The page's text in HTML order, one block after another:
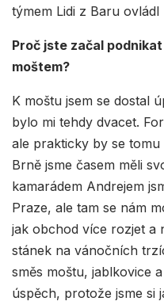
týmem Lidi z Baru
Proč jste začal
moštem?
K moštu jsem se dostal
bylo mi tehdy dvacet.
ale prakticky by se
Brně jsme časem měli
kamarádem Andrejem
Praze, ale tam se nám
jak obchod více rozjet a
stánek na vánočních
směs moštu, jablkovice
úspěch, protože jsme si